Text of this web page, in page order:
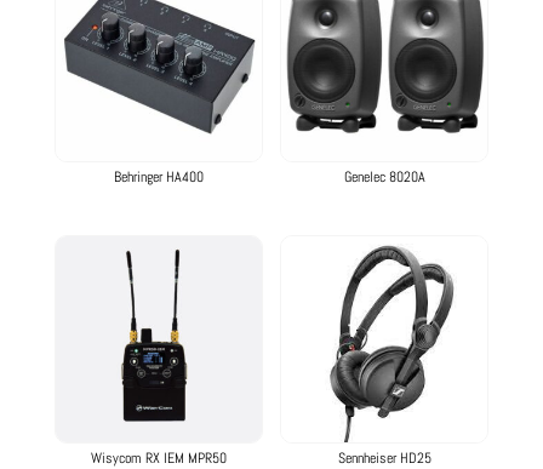
Behringer HA400 Genelec 8020A
Wisycom RX IEM MPR50 Sennheiser HD25